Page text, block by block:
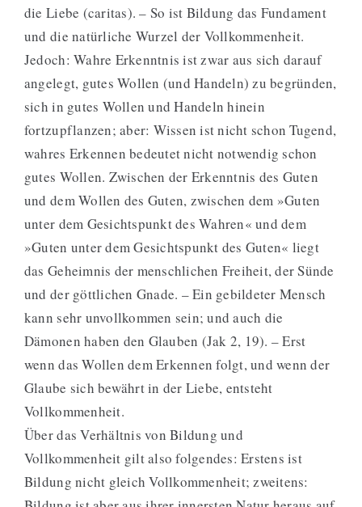
die Liebe (caritas). – So ist Bildung das Fundament
und die natürliche Wurzel der Vollkommenheit.
Jedoch: Wahre Erkenntnis ist zwar aus sich darauf
angelegt, gutes Wollen (und Handeln) zu begründen,
sich in gutes Wollen und Handeln hinein
fortzupflanzen; aber: Wissen ist nicht schon Tugend,
wahres Erkennen bedeutet nicht notwendig schon
gutes Wollen. Zwischen der Erkenntnis des Guten
und dem Wollen des Guten, zwischen dem »Guten
unter dem Gesichtspunkt des Wahren« und dem
»Guten unter dem Gesichtspunkt des Guten« liegt
das Geheimnis der menschlichen Freiheit, der Sünde
und der göttlichen Gnade. – Ein gebildeter Mensch
kann sehr unvollkommen sein; und auch die
Dämonen haben den Glauben (Jak 2, 19). – Erst
wenn das Wollen dem Erkennen folgt, und wenn der
Glaube sich bewährt in der Liebe, entsteht
Vollkommenheit.
Über das Verhältnis von Bildung und
Vollkommenheit gilt also folgendes: Erstens ist
Bildung nicht gleich Vollkommenheit; zweitens: